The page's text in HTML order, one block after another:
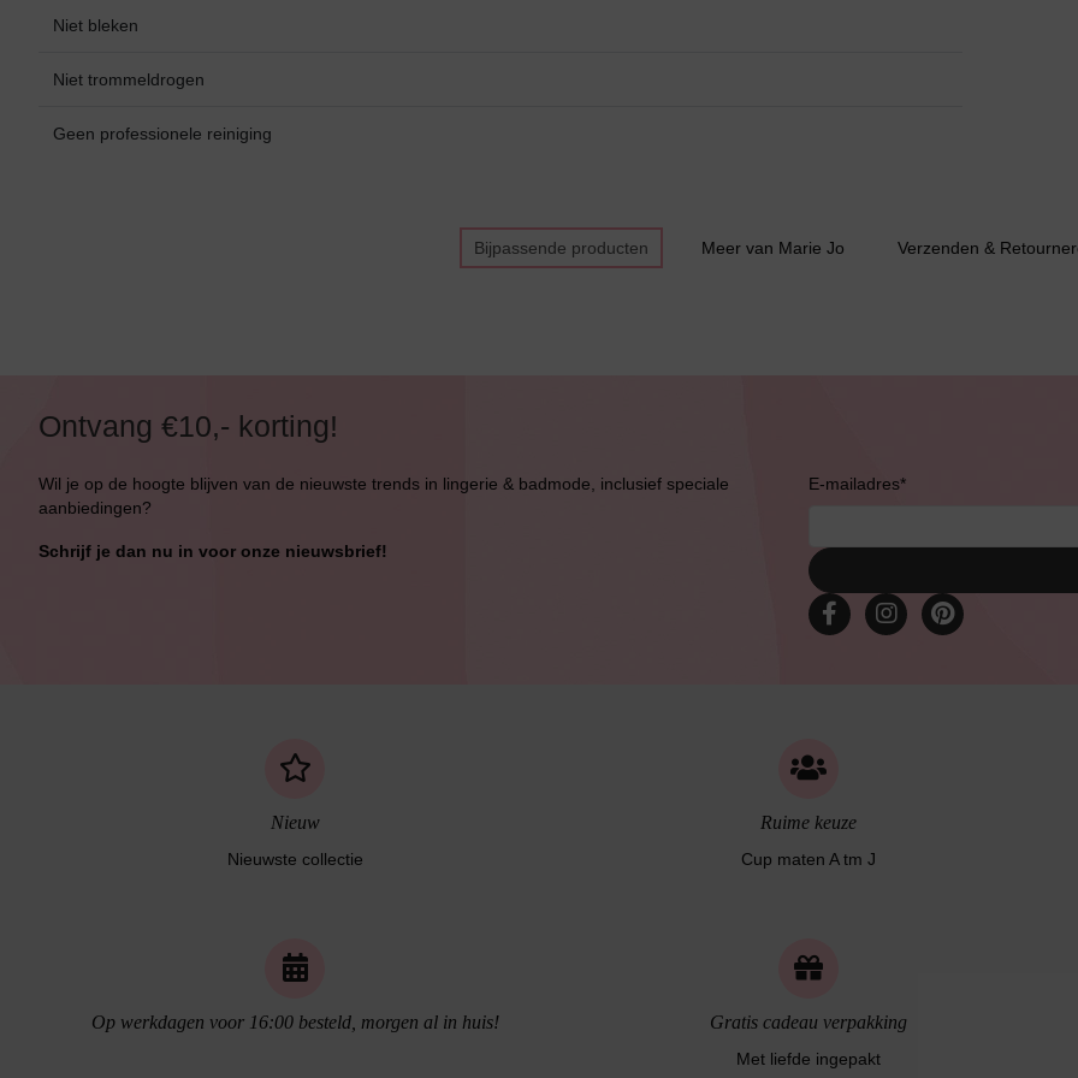
Niet bleken
Niet trommeldrogen
Geen professionele reiniging
Bijpassende producten Meer van Marie Jo Verzenden &
Ontvang €10,- korting!
Wil je op de hoogte blijven van de nieuwste trends in lingerie & badmode, inclusief speciale
aanbiedingen?
Schrijf je dan nu in voor onze nieuwsbrief!
E-mailadres*
Nieuw
Nieuwste collectie
Ruime keuze
Cup maten A tm J
Op werkdagen voor 16:00 besteld, morgen al in huis! Gratis cadeau verpakking
Met liefde ingepakt